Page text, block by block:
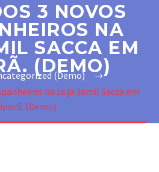
3 NOVOS
NA
SACCA EM
(DEMO)
(Demo)
na Loja Jamil Sacca em
(Demo)